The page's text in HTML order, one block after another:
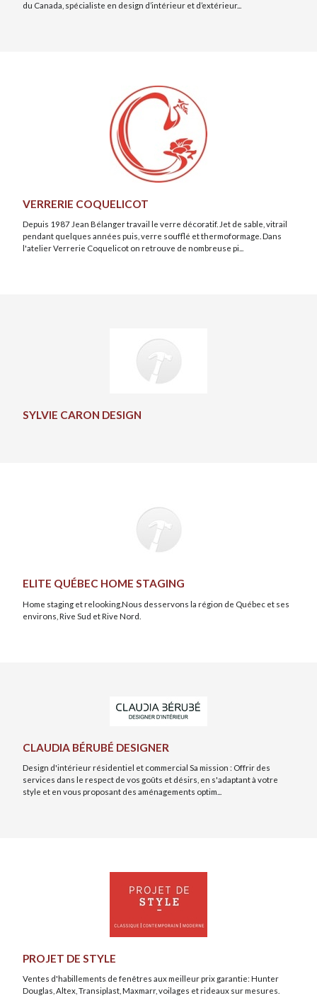
Déposez vos photos & documents ici, ou cliquez pour les sélectionner.
du Canada, spécialiste en design d’intérieur et d’extérieur...
VERRERIE COQUELICOT
Depuis 1987 Jean Bélanger travail le verre décoratif. Jet de sable, vitrail
pendant quelques années puis, verre soufflé et thermoformage. Dans
l'atelier Verrerie Coquelicot on retrouve de nombreuse pi...
SYLVIE CARON DESIGN
ELITE QUÉBEC HOME STAGING
Home staging et relooking.Nous desservons la région de Québec et ses
environs, Rive Sud et Rive Nord.
CLAUDIA BÉRUBÉ DESIGNER
Design d'intérieur résidentiel et commercial Sa mission : Offrir des
services dans le respect de vos goûts et désirs, en s'adaptant à votre
style et en vous proposant des aménagements optim...
PROJET DE STYLE
Ventes d'habillements de fenêtres aux meilleur prix garantie: Hunter
Douglas, Altex, Transiplast, Maxmarr, voilages et rideaux sur mesures.